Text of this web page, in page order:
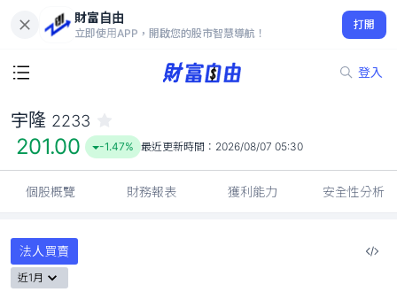
財富自由
立即使用APP，開啟您的股市智慧導航！
打開
登入
201.00
-1.47%
宇隆 2233
201.00 -1.47% 最近更新時間： 2026/08/07 05:30
個股概覽 財務報表 獲利能力 安全性分析
法人買賣
近1月